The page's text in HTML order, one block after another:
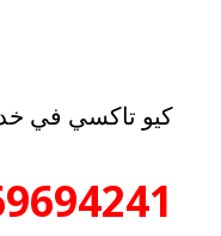
كيو تاكسي في